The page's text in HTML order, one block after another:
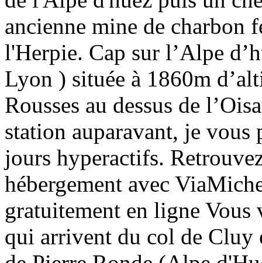
ancienne mine de charbon
l'Herpie. Cap sur l’Alpe
Lyon ) située à 1860m
Rousses au dessus de
station auparavant, je vous
jours hyperactifs.
hébergement avec
gratuitement en ligne
qui arrivent du col de Cluy